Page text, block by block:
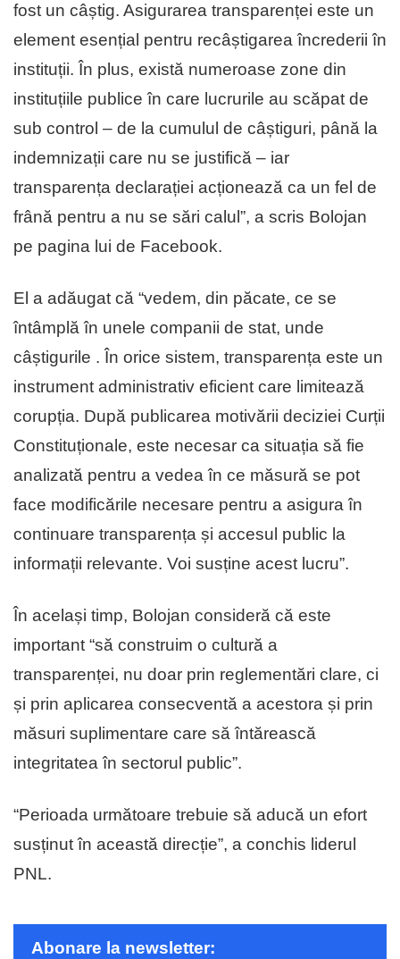
fost un câștig. Asigurarea transparenței este un
element esențial pentru recâștigarea încrederii în
instituții. În plus, există numeroase zone din
instituțiile publice în care lucrurile au scăpat de
sub control – de la cumulul de câștiguri, până la
indemnizații care nu se justifică – iar
transparența declarației acționează ca un fel de
frână pentru a nu se sări calul”, a scris Bolojan
pe pagina lui de Facebook.
El a adăugat că “vedem, din păcate, ce se
întâmplă în unele companii de stat, unde
câștigurile . În orice sistem, transparența este un
instrument administrativ eficient care limitează
corupția. După publicarea motivării deciziei Curții
Constituționale, este necesar ca situația să fie
analizată pentru a vedea în ce măsură se pot
face modificările necesare pentru a asigura în
continuare transparența și accesul public la
informații relevante. Voi susține acest lucru”.
În același timp, Bolojan consideră că este
important “să construim o cultură a
transparenței, nu doar prin reglementări clare, ci
și prin aplicarea consecventă a acestora și prin
măsuri suplimentare care să întărească
integritatea în sectorul public”.
“Perioada următoare trebuie să aducă un efort
susținut în această direcție”, a conchis liderul
PNL.
Abonare la newsletter: